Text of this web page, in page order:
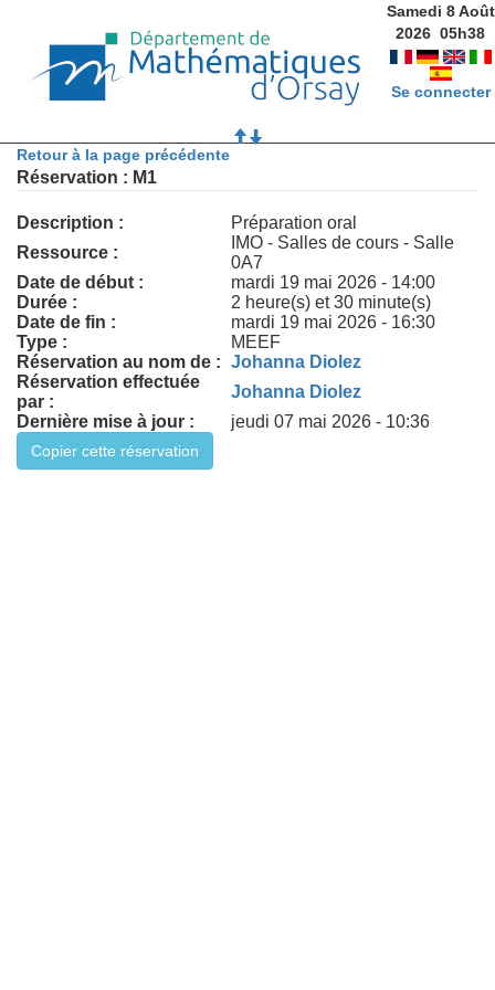
Samedi 8 Août
2026 05h38
Se connecter
Retour à la page précédente
Réservation : M1
Description :
Préparation oral
Ressource :
IMO - Salles de cours - Salle
0A7
Date de début :
mardi 19 mai 2026 - 14:00
Durée :
2 heure(s) et 30 minute(s)
Date de fin :
mardi 19 mai 2026 - 16:30
Type :
MEEF
Réservation au nom de : Johanna Diolez
Réservation effectuée
par :
Johanna Diolez
Dernière mise à jour :
jeudi 07 mai 2026 - 10:36